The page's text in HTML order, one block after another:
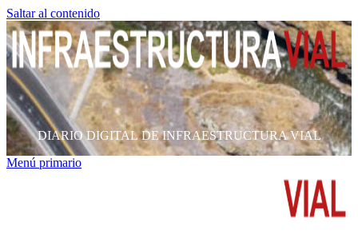
Saltar al contenido
DIARIO DIGITAL DE INFRAESTRUCTURA VIAL
Menú primario